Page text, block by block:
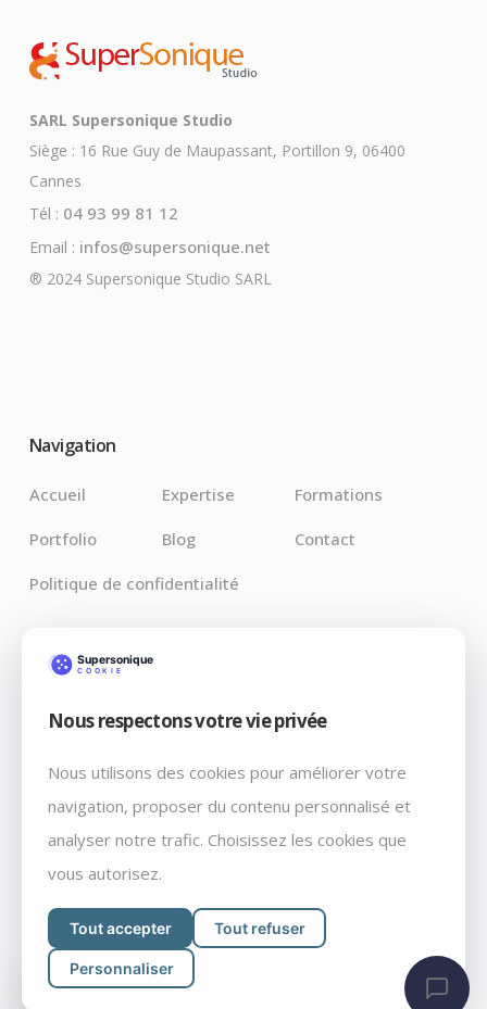
SARL Supersonique Studio
Siège : 16 Rue Guy de Maupassant, Portillon 9, 06400
Cannes
Tél : 04 93 99 81 12
Email : infos@supersonique.net
® 2024 Supersonique Studio SARL
Navigation
Accueil Expertise Formations
Portfolio Blog Contact
Politique de confidentialité
Derniers Articles
Claude pour Chrome : l’IA débarque là où vos bugs
vivent vraiment
Débrancher par décret: Fable 5 et Mythos 5, retiré du
marché un vendredi soir, par courrier
WordPress 7.0 « Armstrong » : ce qui change vraiment
Nous respectons votre vie privée
Nous utilisons des cookies pour améliorer votre
navigation, proposer du contenu personnalisé et
analyser notre trafic. Choisissez les cookies que
vous autorisez.
Tout accepter Tout refuser
Personnaliser